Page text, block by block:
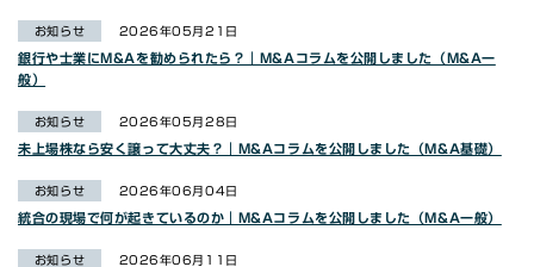
お知らせ 2026年05月21日
銀行や士業にM&Aを勧められたら？｜M&Aコラムを公開しました（M&A一
般）
お知らせ 2026年05月28日
未上場株なら安く譲って大丈夫？｜M&Aコラムを公開しました（M&A基礎）
お知らせ 2026年06月04日
統合の現場で何が起きているのか｜M&Aコラムを公開しました（M&A一般）
お知らせ 2026年06月11日